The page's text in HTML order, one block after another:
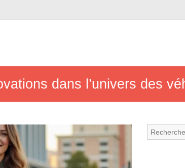
dans l’univers des